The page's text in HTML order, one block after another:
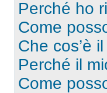
Perché ho
Come
Che cos’è
Perché il
Come